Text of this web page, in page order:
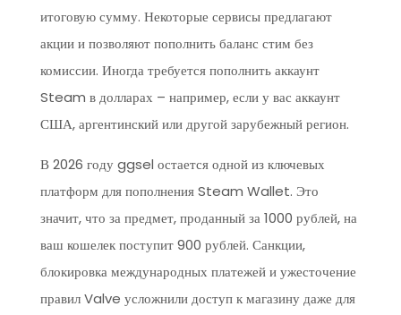
итоговую сумму. Некоторые сервисы предлагают
акции и позволяют пополнить баланс стим без
комиссии. Иногда требуется пополнить аккаунт
Steam в долларах – например, если у вас аккаунт
США, аргентинский или другой зарубежный регион.
В 2026 году ggsel остается одной из ключевых
платформ для пополнения Steam Wallet. Это
значит, что за предмет, проданный за 1000 рублей, на
ваш кошелек поступит 900 рублей. Санкции,
блокировка международных платежей и ужесточение
правил Valve усложнили доступ к магазину даже для